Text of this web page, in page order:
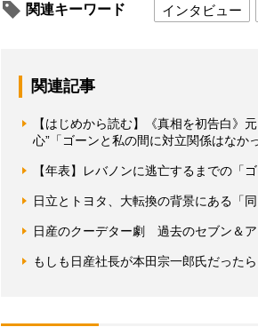
関連キーワード インタビュー
関連記事
【はじめから読む】《真相を初告白》
心”「ゴーンと私の間に対立関係はなか
【年表】レバノンに逃亡するまでの「
日立とトヨタ、大転換の背景にある「
日産のクーデター劇 過去のセブン＆
もしも日産社長が本田宗一郎氏だっ